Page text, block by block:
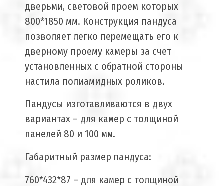
дверьми, световой проем которых
800*1850 мм. Конструкция пандуса
позволяет легко перемещать его к
дверному проему камеры за счет
установленных с обратной стороны
настила полиамидных роликов.
Пандусы изготавливаются в двух
вариантах – для камер с толщиной
панелей 80 и 100 мм.
Габаритный размер пандуса:
760*432*87 – для камер с толщиной